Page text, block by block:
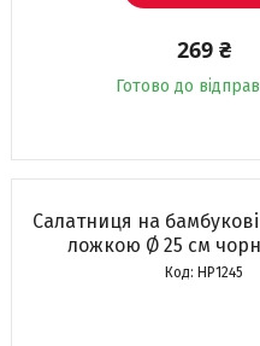
269 ₴
Готово до
Салатниця на
ложкою Ø 25 см
HP1245